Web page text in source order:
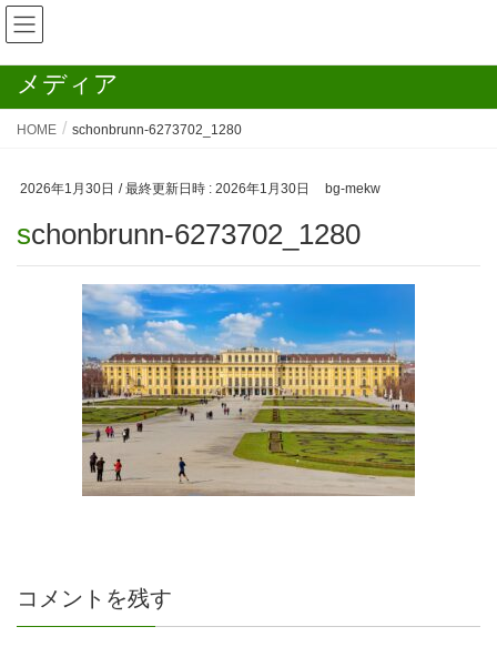
メディア
HOME schonbrunn-6273702_1280
2026年1月30日 / 最終更新日時 : 2026年1月30日 bg-mekw
schonbrunn-6273702_1280
コメントを残す